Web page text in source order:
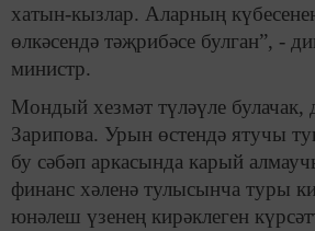
хатын-кызлар. Аларның
өлкәсендә тәҗрибәсе булган”, -
министр.
Мондый хезмәт түләүле булачак,
Зарипова. Урын өстендә ятучы
бу сәбәп аркасында карый
финанс хәленә тулысынча туры
юнәлеш үзенең кирәклеген